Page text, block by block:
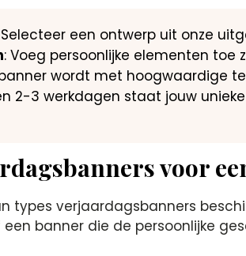
Selecteer een ontwerp uit onze
: Voeg persoonlijke elementen toe
wordt met hoogwaardige
2-3 werkdagen staat jouw
voor
types verjaardagsbanners
banner die de persoonlijke